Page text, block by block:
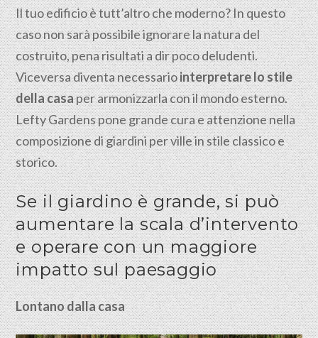
Il tuo edificio è tutt’altro che moderno? In questo
caso non sarà possibile ignorare la natura del
costruito, pena risultati a dir poco deludenti.
Viceversa diventa necessariointerpretare lo stile
della casaper armonizzarla con il mondo esterno.
Lefty Gardens pone grande cura e attenzione nella
composizione di giardini per ville in stile classico e
storico.
Se il giardino è grande, si può
aumentare la scala d’intervento
e operare con un maggiore
impatto sul paesaggio
Lontano dalla casa